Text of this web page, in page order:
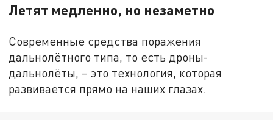
Летят медленно, но незаметно
Современные средства поражения
дальнолётного типа, то есть дроны-
дальнолёты, – это технология, которая
развивается прямо на наших глазах.